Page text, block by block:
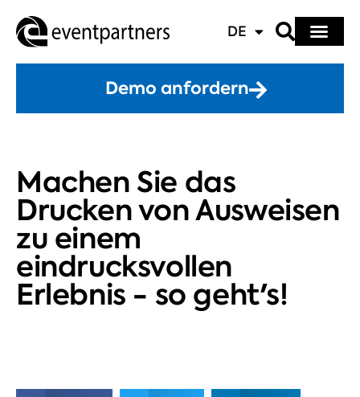
DE
Demo anfordern
Machen Sie das
Drucken von Ausweisen
zu einem
eindrucksvollen
Erlebnis - so geht's!